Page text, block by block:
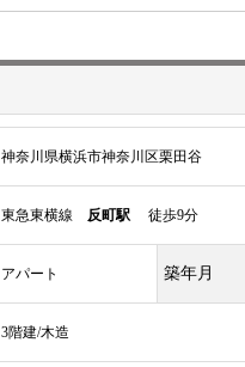
神奈川県横浜市神奈川区栗田谷
東急東横線 反町駅 徒歩9分
アパート 築年月
3階建/木造